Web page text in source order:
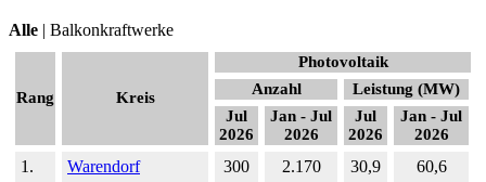
Alle | Balkonkraftwerke
Rang Kreis
Photovoltaik
Anzahl
Leistung (MW)
Jul
2026
Jan - Jul
2026
Jul
2026
Jan - Jul
2026
1. Warendorf 300 2.170 30,9
60,6